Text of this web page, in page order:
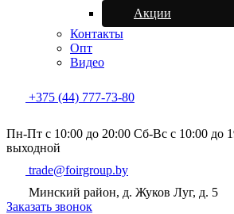
Акции
Контакты
Опт
Видео
+375 (44) 777-73-80
Пн-Пт с 10:00 до 20:00 Сб-Вс с 10:00 до
выходной
trade@foirgroup.by
Минский район, д. Жуков Луг, д. 5
Заказать звонок